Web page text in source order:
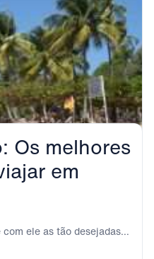
Os melhores
em
ele as tão desejadas